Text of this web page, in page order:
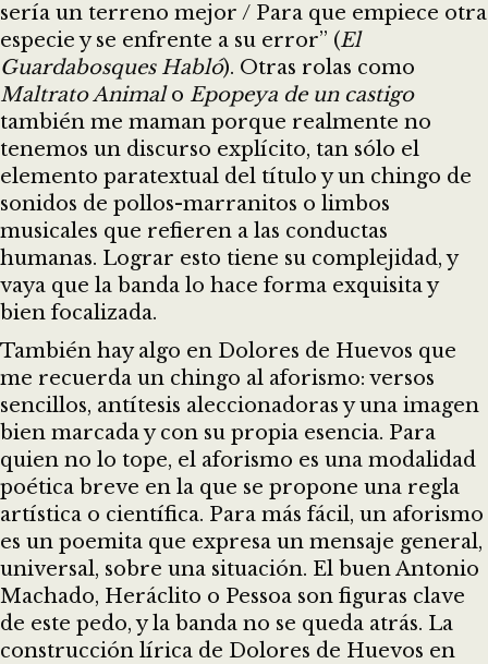
sería un terreno mejor / Para que empiece otra
especie y se enfrente a su error” (El
Guardabosques Habló). Otras rolas como
Maltrato Animalo Epopeya de un castigo
también me maman porque realmente no
tenemos un discurso explícito, tan sólo el
elemento paratextual del título y un chingo de
sonidos de pollos-marranitos o limbos
musicales que refieren a las conductas
humanas. Lograr esto tiene su complejidad, y
vaya que la banda lo hace forma exquisita y
bien focalizada.
También hay algo en Dolores de Huevos que
me recuerda un chingo al aforismo: versos
sencillos, antítesis aleccionadoras y una imagen
bien marcada y con su propia esencia. Para
quien no lo tope, el aforismo es una modalidad
poética breve en la que se propone una regla
artística o científica. Para más fácil, un aforismo
es un poemita que expresa un mensaje general,
universal, sobre una situación. El buen Antonio
Machado, Heráclito o Pessoa son figuras clave
de este pedo, y la banda no se queda atrás. La
construcción lírica de Dolores de Huevos en